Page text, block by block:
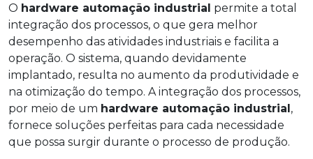
O hardware automação industrial permite a total
integração dos processos, o que gera melhor
desempenho das atividades industriais e facilita a
operação. O sistema, quando devidamente
implantado, resulta no aumento da produtividade e
na otimização do tempo. A integração dos processos,
por meio de um hardware automação industrial,
fornece soluções perfeitas para cada necessidade
que possa surgir durante o processo de produção.